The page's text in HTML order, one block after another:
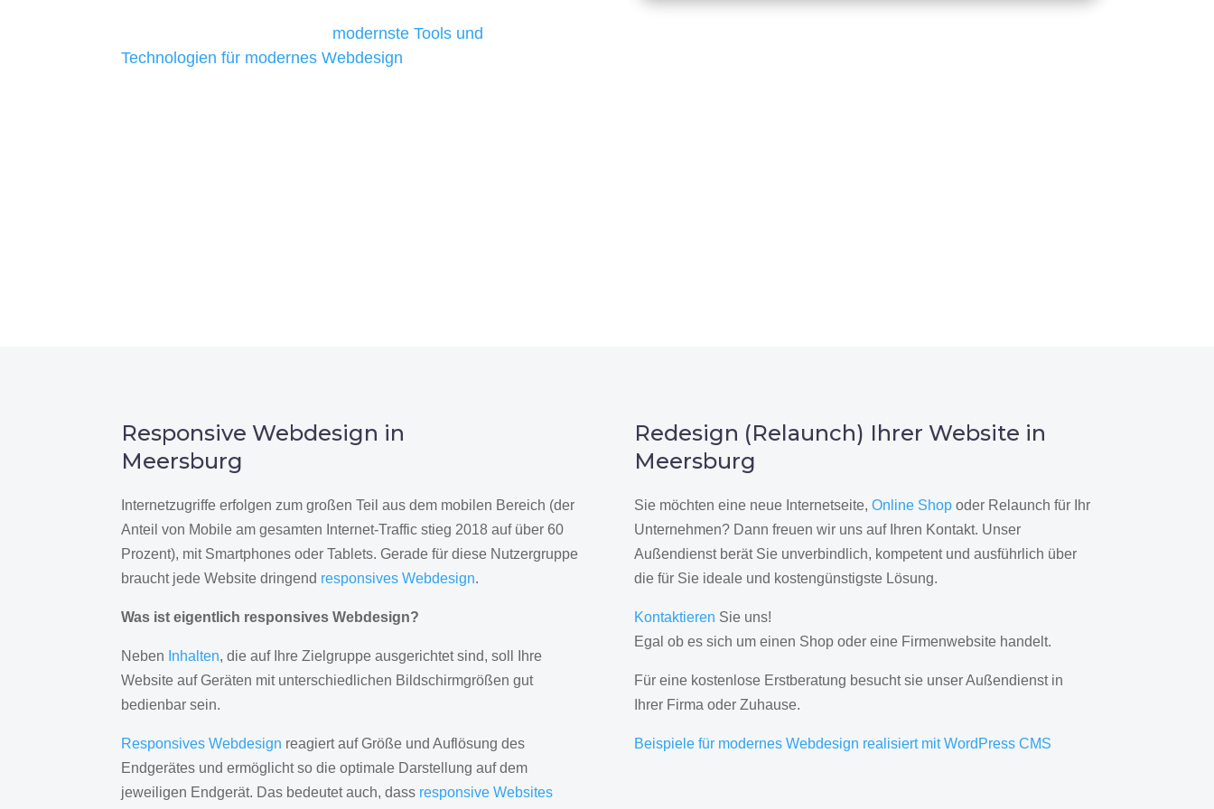
modernste Tools und
Technologien für modernes Webdesign
Responsive Webdesign in
Meersburg
Internetzugriffe erfolgen zum großen Teil aus dem mobilen Bereich (der
Anteil von Mobile am gesamten Internet-Traffic stieg 2018 auf über 60
Prozent), mit Smartphones oder Tablets. Gerade für diese Nutzergruppe
braucht jede Website dringend responsives Webdesign.
Was ist eigentlich responsives Webdesign?
Neben Inhalten, die auf Ihre Zielgruppe ausgerichtet sind, soll Ihre
Website auf Geräten mit unterschiedlichen Bildschirmgrößen gut
bedienbar sein.
Responsives Webdesign reagiert auf Größe und Auflösung des
Endgerätes und ermöglicht so die optimale Darstellung auf dem
jeweiligen Endgerät. Das bedeutet auch, dass responsive Websites
Redesign (Relaunch) Ihrer Website in
Meersburg
Sie möchten eine neue Internetseite, Online Shopoder Relaunch für Ihr
Unternehmen? Dann freuen wir uns auf Ihren Kontakt. Unser
Außendienst berät Sie unverbindlich, kompetent und ausführlich über
die für Sie ideale und kostengünstigste Lösung.
Kontaktieren Sie uns!
Egal ob es sich um einen Shop oder eine Firmenwebsite handelt.
Für eine kostenlose Erstberatung besucht sie unser Außendienst in
Ihrer Firma oder Zuhause.
Beispiele für modernes Webdesign realisiert mit WordPress CMS